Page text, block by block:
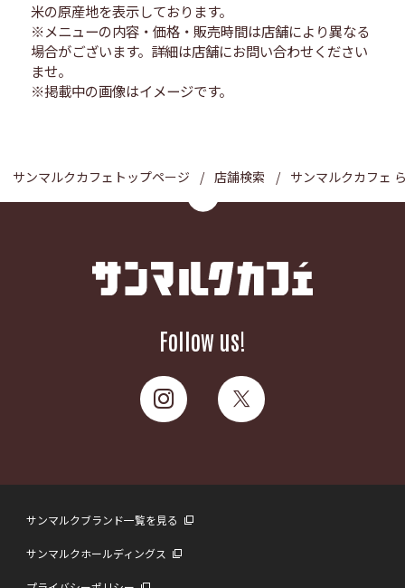
米の原産地を表示しております。
※メニューの内容・価格・販売時間は店舗により異なる
場合がございます。詳細は店舗にお問い合わせください
ませ。
※掲載中の画像はイメージです。
サンマルクカフェトップページ 店舗検索 サンマルクカフェ
Follow us!
サンマルクブランド一覧を見る
サンマルクホールディングス